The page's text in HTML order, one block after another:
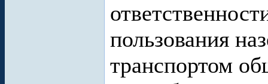
пользования
транспортом